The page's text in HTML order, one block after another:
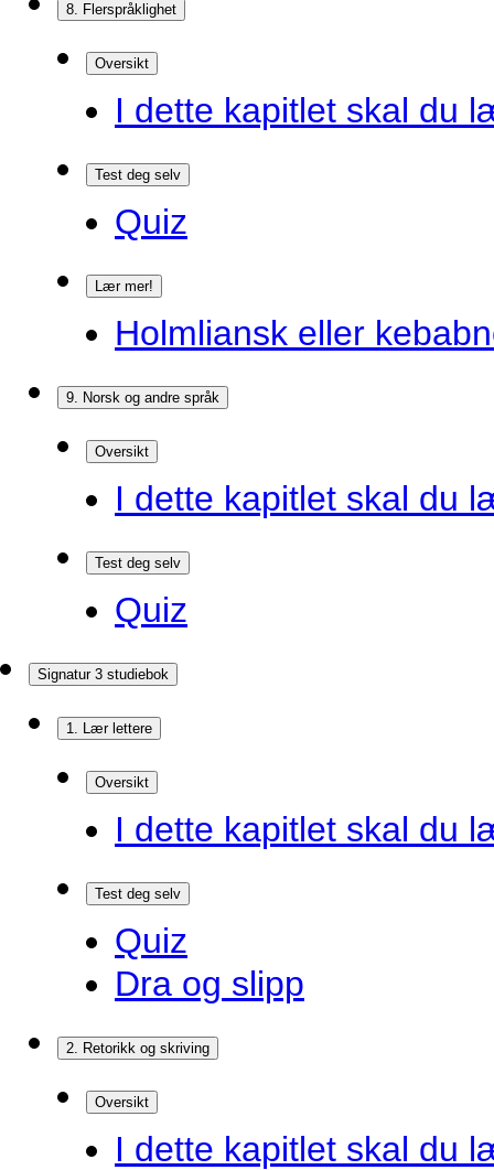
8. Flerspråklighet
Oversikt
I dette kapitlet skal du
Test deg selv
Quiz
Lær mer!
Holmliansk eller
9. Norsk og andre språk
Oversikt
I dette kapitlet skal du
Test deg selv
Quiz
Signatur 3 studiebok
1. Lær lettere
Oversikt
I dette kapitlet skal du
Test deg selv
Quiz
Dra og slipp
2. Retorikk og skriving
Oversikt
I dette kapitlet skal du